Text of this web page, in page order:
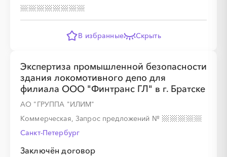
В избранные Скрыть
Экспертиза промышленной безопасности
здания локомотивного депо для
филиала ООО "Финтранс ГЛ" в г. Братске
АО "ГРУППА "ИЛИМ"
Коммерческая, Запрос предложений №
Санкт-Петербург
Заключён договор